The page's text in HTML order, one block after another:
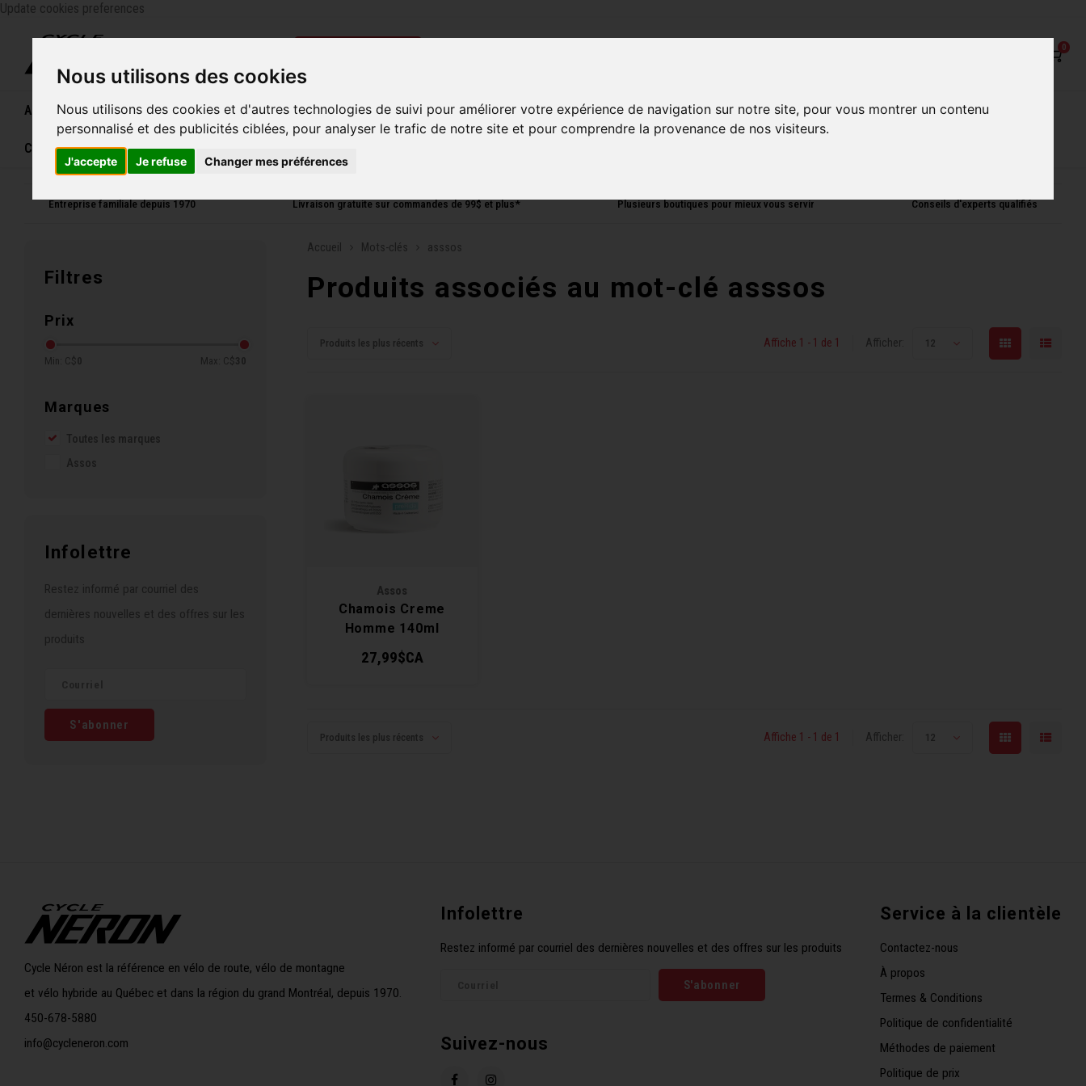
Nous utilisons des cookies
Nous utilisons des cookies et d'autres technologies de suivi pour améliorer votre expérience de navigation sur notre site, pour vous montrer un contenu
personnalisé et des publicités ciblées, pour analyser le trafic de notre site et pour comprendre la provenance de nos visiteurs.
J'accepte Je refuse Changer mes préférences
Update cookies preferences
0
Accueil Vélos Souliers Casques Femme Homme Accessoires Composantes Liquidation Nos Services Nos boutiques
Carte cadeau
Entreprise familiale depuis 1970 Livraison gratuite sur commandes de 99$ et plus* Plusieurs boutiques pour mieux vous servir Conseils d'experts qualifiés
Filtres
Prix
Min: C$ 0 Max: C$ 30
Marques
Toutes les marques
Assos
Infolettre
Restez informé par courriel des
dernières nouvelles et des offres sur les
produits
S'abonner
Accueil Mots-clés asssos
Produits associés au mot-clé asssos
Produits les plus récents Affiche 1 - 1 de 1 Afficher: 12
Assos
Chamois Creme
Homme 140ml
27,99$CA
Produits les plus récents Affiche 1 - 1 de 1 Afficher: 12
Cycle Néron est la référence en vélo de route, vélo de montagne
et vélo hybride au Québec et dans la région du grand Montréal, depuis 1970.
450-678-5880
info@cycleneron.com
Infolettre
Restez informé par courriel des dernières nouvelles et des offres sur les produits
S'abonner
Suivez-nous
Service à la clientèle
Contactez-nous
À propos
Termes & Conditions
Politique de confidentialité
Méthodes de paiement
Politique de prix